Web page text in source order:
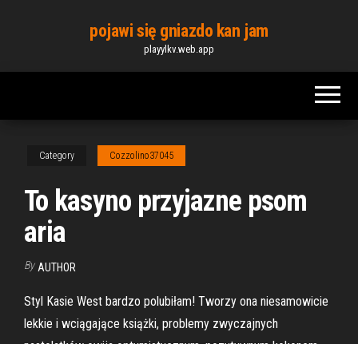
content
pojawi się gniazdo kan jam
playylkv.web.app
Category Cozzolino37045
To kasyno przyjazne psom
aria
By AUTHOR
Styl Kasie West bardzo polubiłam! Tworzy ona niesamowicie
lekkie i wciągające książki, problemy zwyczajnych